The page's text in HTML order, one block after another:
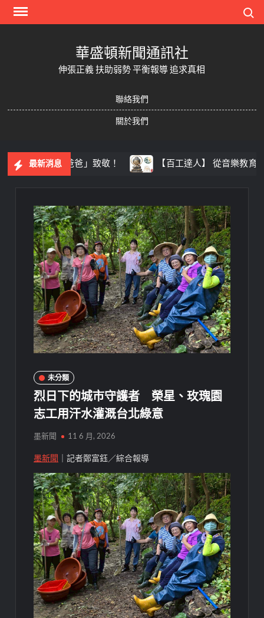
Skip
華盛頓新聞通訊社
伸張正義 扶助弱勢 平衡報導 追求真相
聯絡我們
關於我們
最新消息
警察爸爸」致敬！ 【百工達人】 從音樂教育到生命
未分類
烈日下的城市守護者 榮星、玫瑰園
志工用汗水灌溉台北綠意
墨新聞 11 6 月, 2026
墨新聞 ｜記者鄭富鈺／綜合報導